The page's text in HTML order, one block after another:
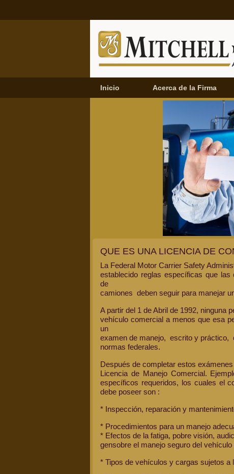
Inicio Acerca de la Firma
QUE ES UNA LICENCIA DE
La Federal Motor Carrier Safety
establecido reglas específicas que
de
camiones deben seguir para manejar
A partir del 1 de Abril de 1992, ninguna
vehículo comercial a menos que esa
un
examen de manejo, escrito y práctico,
normas federales.
Después de completar estos
Licencia de Manejo Comercial.
específicos requeridos, los cuales el
debe poseer son :
* Inspección, reparación y
* Procedimientos para un manejo
* Efectos de la fatiga, pobre visión,
gensobre el manejo seguro del
* Tipos de vehículos y cargas sujetos a